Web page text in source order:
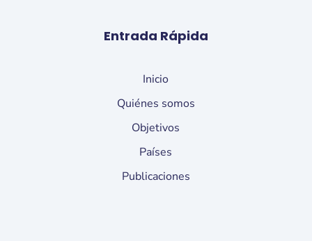
Entrada Rápida
Inicio
Quiénes somos
Objetivos
Países
Publicaciones